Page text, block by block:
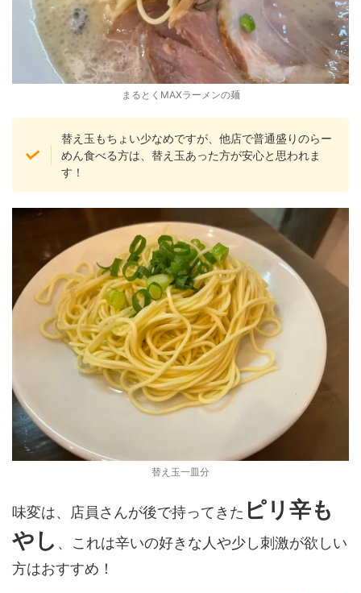
まるとくMAXラーメンの麺
替え玉もちょい少なめですが、他店で普通盛りのらー
めん食べる方は、替え玉あった方が安心と思われま
す！
替え玉一皿分
味変は、店員さんが後で持ってきた ピリ辛も
やし 、これは辛いの好きな人や少し刺激が欲しい
方はおすすめ！